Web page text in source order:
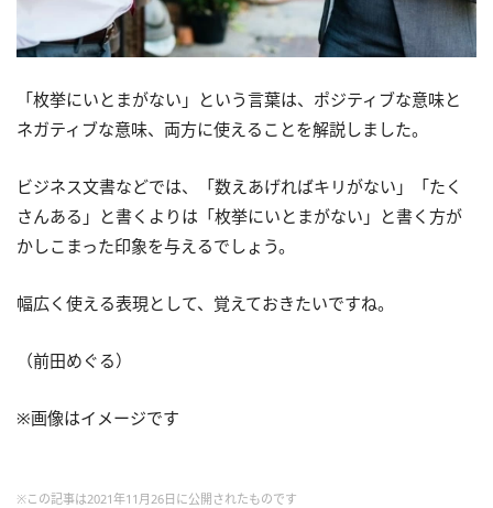
「枚挙にいとまがない」という言葉は、ポジティブな意味と
ネガティブな意味、両方に使えることを解説しました。
ビジネス文書などでは、「数えあげればキリがない」「たく
さんある」と書くよりは「枚挙にいとまがない」と書く方が
かしこまった印象を与えるでしょう。
幅広く使える表現として、覚えておきたいですね。
（前田めぐる）
※画像はイメージです
※この記事は2021年11月26日に公開されたものです